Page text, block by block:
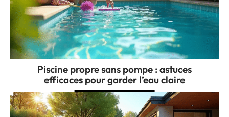
Piscine propre sans pompe : astuces
efficaces pour garder l’eau claire